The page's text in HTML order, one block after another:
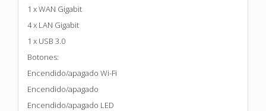
1 x WAN Gigabit
4 x LAN Gigabit
1 x USB 3.0
Botones:
Encendido/apagado Wi-Fi
Encendido/apagado
Encendido/apagado LED